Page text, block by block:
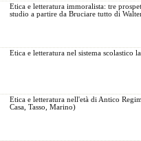
Etica e letteratura immoralista: tre
studio a partire da Bruciare tutto di
Etica e letteratura nel sistema scolastico
Etica e letteratura nell'età di Antico
Casa, Tasso, Marino)